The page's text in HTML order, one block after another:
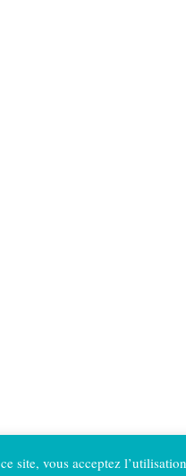
site, vous acceptez